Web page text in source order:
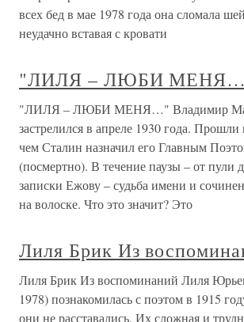
всех бед в мае 1978 года она сломала
неудачно вставая с кровати
"ЛИЛЯ – ЛЮБИ
"ЛИЛЯ – ЛЮБИ МЕНЯ…" Владимир
застрелился в апреле 1930 года.
чем Сталин назначил его Главным
(посмертно). В течение паузы – от пули
записки Ежову – судьба имени и
на волоске. Что это значит? Это
Лиля Брик Из
Лиля Брик Из воспоминаний Лиля
1978) познакомилась с поэтом в 1915
они не расставались. Их сложная и